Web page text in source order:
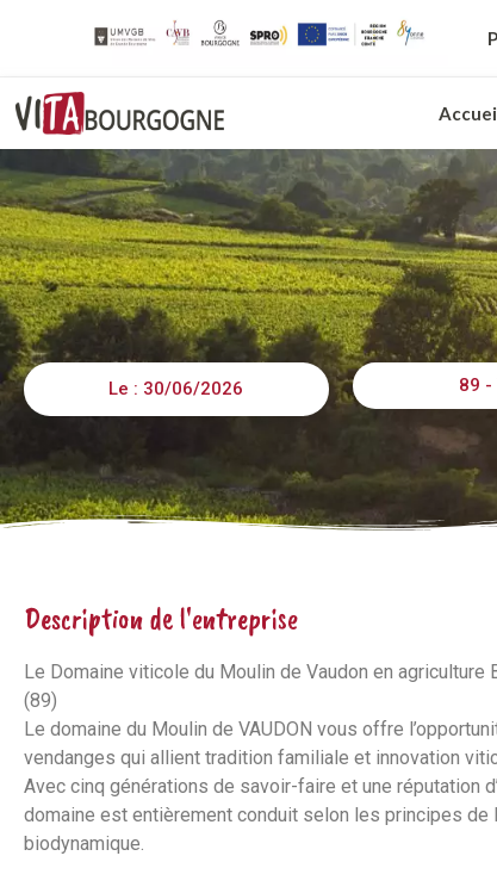
Le : 30/06/2026 89 -
Description de l'entreprise
Le Domaine viticole du Moulin de Vaudon en agriculture
(89)
Le domaine du Moulin de VAUDON vous offre
vendanges qui allient tradition familiale et innovation
Avec cinq générations de savoir-faire et une réputation
domaine est entièrement conduit selon les principes
biodynamique.